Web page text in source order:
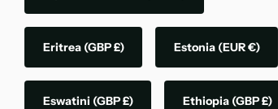
Eritrea (GBP £) Estonia (EUR €)
Eswatini (GBP £) Ethiopia (GBP £)